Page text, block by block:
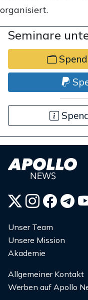
organisiert.
Seminare
Unser Team
Unsere Mission
Akademie
Allgemeiner Kontakt
Werben auf Apollo